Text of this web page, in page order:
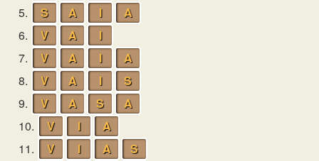
5.
S A I
A
6.
V A
I
7.
V A I
A
8.
V A I
S
9.
V A S
A
10.
V I
A
11.
V I A
S